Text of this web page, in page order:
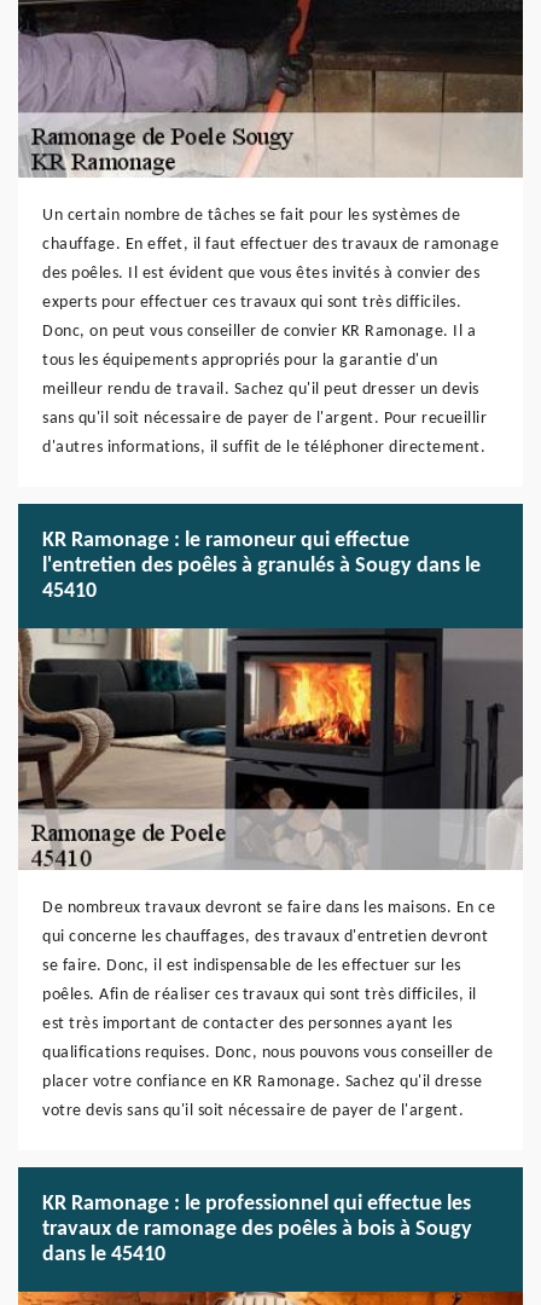
Un certain nombre de tâches se fait pour les systèmes de
chauffage. En effet, il faut effectuer des travaux de ramonage
des poêles. Il est évident que vous êtes invités à convier des
experts pour effectuer ces travaux qui sont très difficiles.
Donc, on peut vous conseiller de convier KR Ramonage. Il a
tous les équipements appropriés pour la garantie d'un
meilleur rendu de travail. Sachez qu'il peut dresser un devis
sans qu'il soit nécessaire de payer de l'argent. Pour recueillir
d'autres informations, il suffit de le téléphoner directement.
KR Ramonage : le ramoneur qui effectue
l'entretien des poêles à granulés à Sougy dans le
45410
De nombreux travaux devront se faire dans les maisons. En ce
qui concerne les chauffages, des travaux d'entretien devront
se faire. Donc, il est indispensable de les effectuer sur les
poêles. Afin de réaliser ces travaux qui sont très difficiles, il
est très important de contacter des personnes ayant les
qualifications requises. Donc, nous pouvons vous conseiller de
placer votre confiance en KR Ramonage. Sachez qu'il dresse
votre devis sans qu'il soit nécessaire de payer de l'argent.
KR Ramonage : le professionnel qui effectue les
travaux de ramonage des poêles à bois à Sougy
dans le 45410